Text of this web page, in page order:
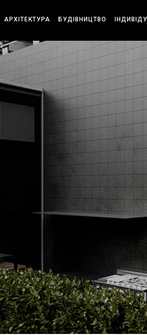
АРХІТЕКТУРА БУДІВНИЦТВО